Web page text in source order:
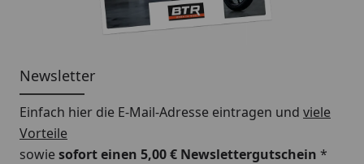
Newsletter
Einfach hier die E-Mail-Adresse eintragen und viele
Vorteile
sowiesofort einen 5,00 € Newslettergutschein *